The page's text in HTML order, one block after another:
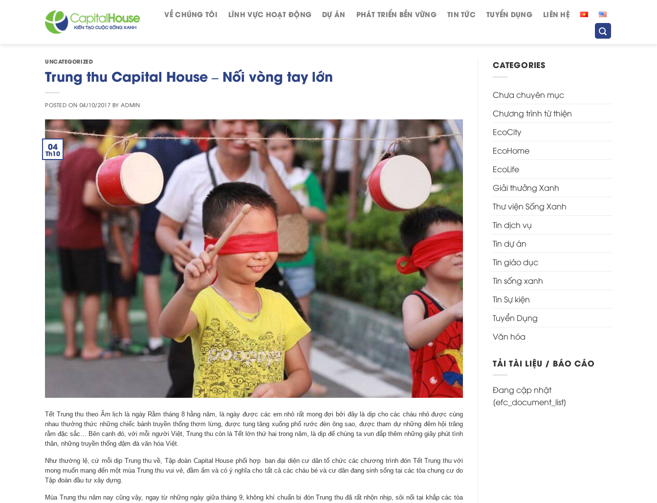
VỀ CHÚNG TÔI LĨNH VỰC HOẠT ĐỘNG DỰ ÁN PHÁT TRIỂN BỀN VỮNG TIN TỨC TUYỂN DỤNG LIÊN HỆ
UNCATEGORIZED
Trung thu Capital House – Nối vòng tay lớn
POSTED ON 04/10/2017 BY ADMIN
04
Th10
Tết Trung thu theo Âm lịch là ngày Rằm tháng 8 hằng năm, là ngày được các em nhỏ rất mong đợi bởi đây là dịp cho các cháu nhỏ được cùng
nhau thưởng thức những chiếc bánh truyền thống thơm lừng, được tung tăng xuống phố rước đèn ông sao, được tham dự những đêm hội trăng
rằm đặc sắc… Bên cạnh đó, với mỗi người Việt, Trung thu còn là Tết lớn thứ hai trong năm, là dịp để chúng ta vun đắp thêm những giây phút tình
thân, những truyền thống đậm đà văn hóa Việt.
Như thường lệ, cứ mỗi dịp Trung thu về, Tập đoàn Capital House phối hợp ban đại diện cư dân tổ chức các chương trình đón Tết Trung thu với
mong muốn mang đến một mùa Trung thu vui vẻ, đầm ấm và có ý nghĩa cho tất cả các cháu bé và cư dân đang sinh sống tại các tòa chung cư do
Tập đoàn đầu tư xây dựng.
Mùa Trung thu năm nay cũng vậy, ngay từ những ngày giữa tháng 9, không khí chuẩn bị đón Trung thu đã rất nhộn nhịp, sôi nổi tại khắp các tòa
CATEGORIES
Chưa chuyên mục
Chương trình từ thiện
EcoCity
EcoHome
EcoLife
Giải thưởng Xanh
Thư viện Sống Xanh
Tin dịch vụ
Tin dự án
Tin giáo dục
Tin sống xanh
Tin Sự kiện
Tuyển Dụng
Văn hóa
TẢI TÀI LIỆU / BÁO CÁO
Đang cập nhật
[efc_document_list]